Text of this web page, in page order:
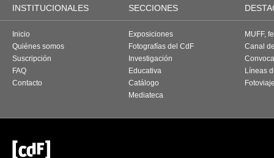
INSTITUCIONALES SECCIONES
Inicio
Quiénes somos
Suscripción
FAQ
Contacto
Exposiciones
Fotografías del CdF
Investigación
Educativa
Catálogo
Mediateca
MUFF,
Canal
Líneas